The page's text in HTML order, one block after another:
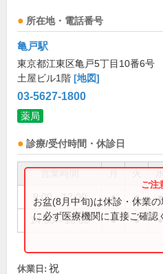
所在地・電話番号
亀戸駅
東京都江東区亀戸5丁目10番6号
土屋ビル1階 [地図]
03-5627-1800
薬局
診療/受付時間・休診日
9:00～13:00 ● ● ●
14:00～18:00 ● ● ●
お盆(8月中旬)は休診・休業
に必ず医療機関に直接ご確認
休業日: 祝